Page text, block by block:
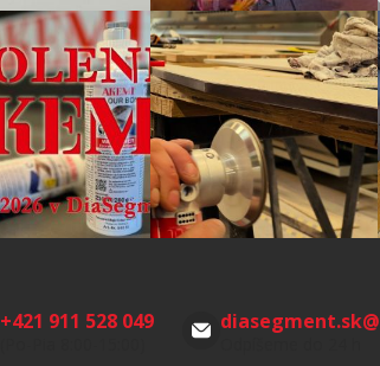
+421 911 528 049 diasegment.sk@